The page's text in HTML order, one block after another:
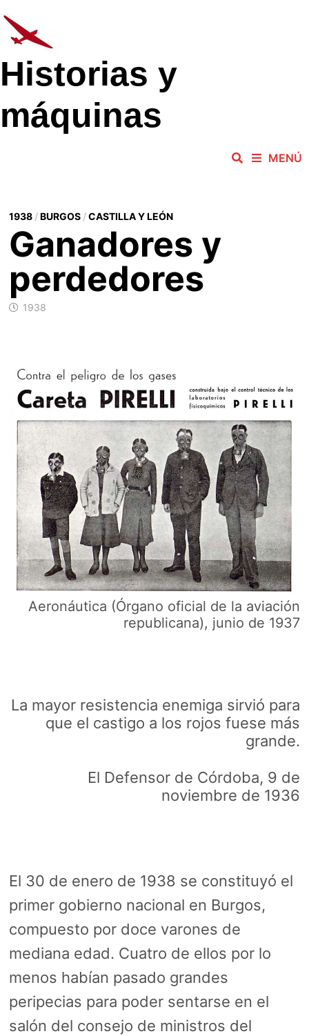
al
contenido
Historias y
máquinas
MENÚ
1938/BURGOS/CASTILLA Y LEÓN
Ganadores y
perdedores
1938
Aeronáutica (Órgano oficial de la aviación
republicana), junio de 1937
La mayor resistencia enemiga sirvió para
que el castigo a los rojos fuese más
grande.
El Defensor de Córdoba, 9 de
noviembre de 1936
El 30 de enero de 1938 se constituyó el
primer gobierno nacional en Burgos,
compuesto por doce varones de
mediana edad. Cuatro de ellos por lo
menos habían pasado grandes
peripecias para poder sentarse en el
salón del consejo de ministros del